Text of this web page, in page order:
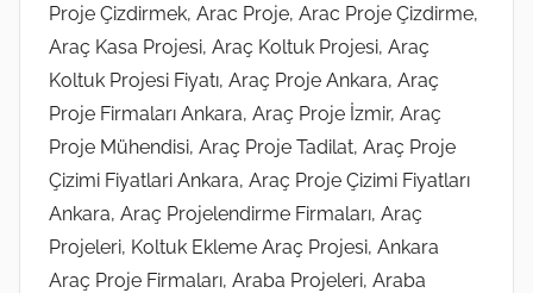
n
d
e
g
ö
n
d
e
r
Proje Çizdirmek, Arac Proje, Arac Proje Çizdirme,
Araç Kasa Projesi, Araç Koltuk Projesi, Araç
Koltuk Projesi Fiyatı, Araç Proje Ankara, Araç
Proje Firmaları Ankara, Araç Proje İzmir, Araç
Proje Mühendisi, Araç Proje Tadilat, Araç Proje
Çizimi Fiyatlari Ankara, Araç Proje Çizimi Fiyatları
Ankara, Araç Projelendirme Firmaları, Araç
Projeleri, Koltuk Ekleme Araç Projesi, Ankara
Araç Proje Firmaları, Araba Projeleri, Araba